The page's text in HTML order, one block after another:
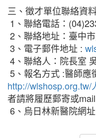
三、徵才單位聯絡資
1、聯絡電話：
2、聯絡地址：臺中
3、電子郵件地址 :
4、聯絡人：院長室
5、報名方式 :醫師應
http://wlshosp.org.tw/
者請將履歷郵寄或mail
6、烏日林新醫院網址